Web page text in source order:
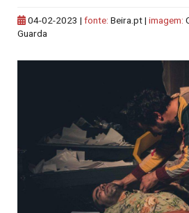
04-02-2023 | fonte: Beira.pt | imagem:
Guarda